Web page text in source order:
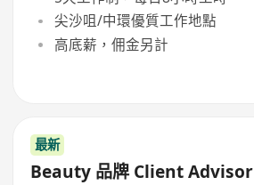
尖沙咀/中環優質工作地點
高底薪，佣金另計
最新
Beauty 品牌 Client Advisor